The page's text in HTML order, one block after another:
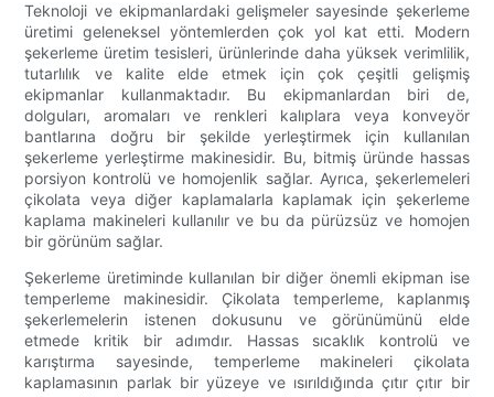
Teknoloji ve ekipmanlardaki gelişmeler sayesinde şekerleme
üretimi geleneksel yöntemlerden çok yol kat etti. Modern
şekerleme üretim tesisleri, ürünlerinde daha yüksek verimlilik,
tutarlılık ve kalite elde etmek için çok çeşitli gelişmiş
ekipmanlar kullanmaktadır. Bu ekipmanlardan biri de,
dolguları, aromaları ve renkleri kalıplara veya konveyör
bantlarına doğru bir şekilde yerleştirmek için kullanılan
şekerleme yerleştirme makinesidir. Bu, bitmiş üründe hassas
porsiyon kontrolü ve homojenlik sağlar. Ayrıca, şekerlemeleri
çikolata veya diğer kaplamalarla kaplamak için şekerleme
kaplama makineleri kullanılır ve bu da pürüzsüz ve homojen
bir görünüm sağlar.
Şekerleme üretiminde kullanılan bir diğer önemli ekipman ise
temperleme makinesidir. Çikolata temperleme, kaplanmış
şekerlemelerin istenen dokusunu ve görünümünü elde
etmede kritik bir adımdır. Hassas sıcaklık kontrolü ve
karıştırma sayesinde, temperleme makineleri çikolata
kaplamasının parlak bir yüzeye ve ısırıldığında çıtır çıtır bir